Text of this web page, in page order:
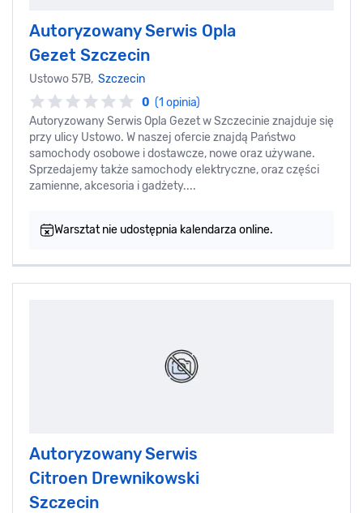
Autoryzowany Serwis Opla
Gezet Szczecin
Ustowo 57B, Szczecin
0 (1 opinia)
Autoryzowany Serwis Opla Gezet w Szczecinie znajduje się
przy ulicy Ustowo. W naszej ofercie znajdą Państwo
samochody osobowe i dostawcze, nowe oraz używane.
Sprzedajemy także samochody elektryczne, oraz części
zamienne, akcesoria i gadżety....
Warsztat nie udostępnia kalendarza online.
Autoryzowany Serwis
Citroen Drewnikowski
Szczecin